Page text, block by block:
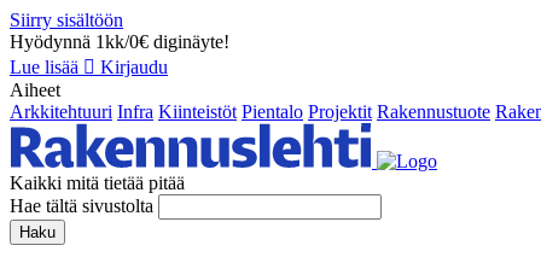
Siirry sisältöön
Hyödynnä 1kk/0€ diginäyte!
Lue lisää
Kirjaudu
Aiheet
Arkkitehtuuri Infra Kiinteistöt Pientalo Projektit Rakennustuote
Kaikki mitä tietää pitää
Hae tältä sivustolta
Haku